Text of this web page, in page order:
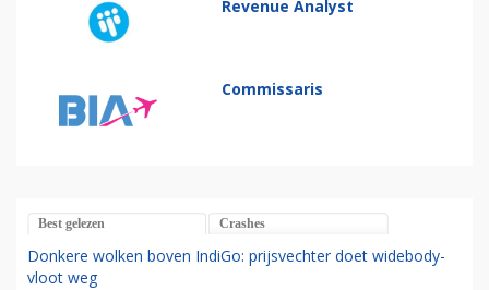
Revenue Analyst
Commissaris
Best gelezen Crashes
Donkere wolken boven IndiGo: prijsvechter doet widebody-
vloot weg